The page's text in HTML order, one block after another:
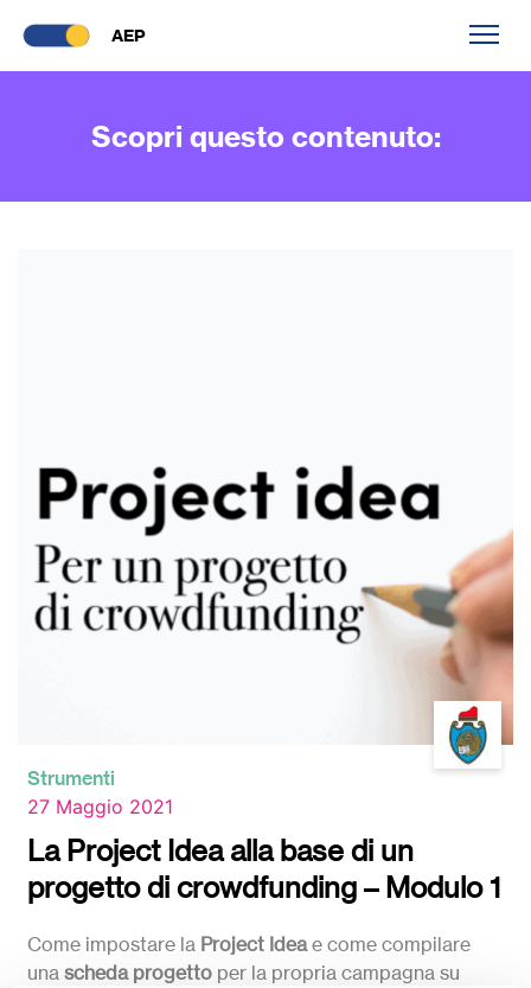
AEP
Scopri questo contenuto:
Strumenti
27 Maggio 2021
La Project Idea alla base di un
progetto di crowdfunding – Modulo 1
Come impostare la Project Ideae come compilare
una scheda progetto per la propria campagna su